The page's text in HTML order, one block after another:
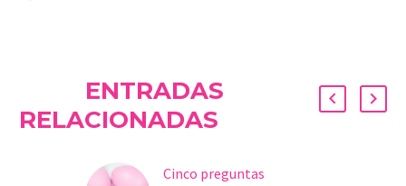
ENTRADAS
RELACIONADAS
Cinco preguntas